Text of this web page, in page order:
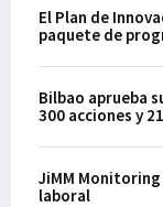
El Plan de
paquete de
Bilbao aprueba
300 acciones y
JiMM
laboral